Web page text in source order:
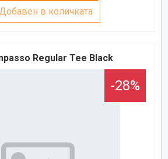
в количката
Regular Tee Black
-28%